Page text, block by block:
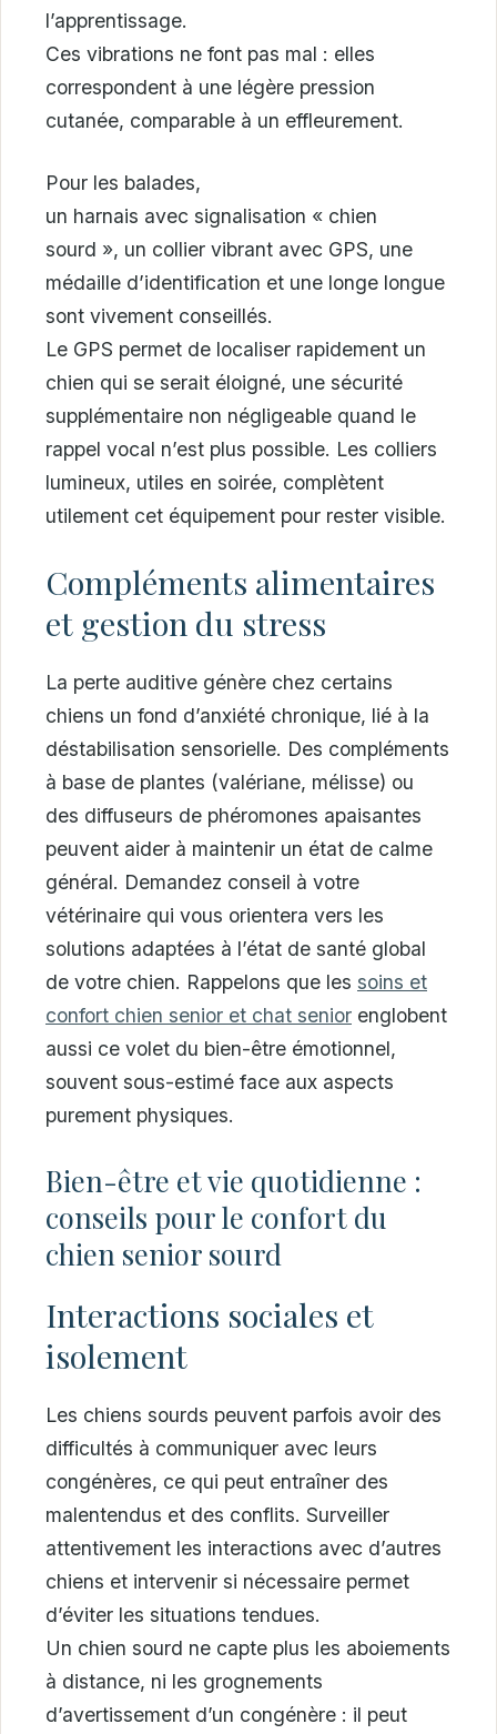
l’apprentissage.
Ces vibrations ne font pas mal : elles
correspondent à une légère pression
cutanée, comparable à un effleurement.
Pour les balades,
un harnais avec signalisation « chien
sourd », un collier vibrant avec GPS, une
médaille d’identification et une longe longue
sont vivement conseillés.
Le GPS permet de localiser rapidement un
chien qui se serait éloigné, une sécurité
supplémentaire non négligeable quand le
rappel vocal n’est plus possible. Les colliers
lumineux, utiles en soirée, complètent
utilement cet équipement pour rester visible.
Compléments alimentaires
et gestion du stress
La perte auditive génère chez certains
chiens un fond d’anxiété chronique, lié à la
déstabilisation sensorielle. Des compléments
à base de plantes (valériane, mélisse) ou
des diffuseurs de phéromones apaisantes
peuvent aider à maintenir un état de calme
général. Demandez conseil à votre
vétérinaire qui vous orientera vers les
solutions adaptées à l’état de santé global
de votre chien. Rappelons que les soins et
confort chien senior et chat senior englobent
aussi ce volet du bien-être émotionnel,
souvent sous-estimé face aux aspects
purement physiques.
Bien-être et vie quotidienne :
conseils pour le confort du
chien senior sourd
Interactions sociales et
isolement
Les chiens sourds peuvent parfois avoir des
difficultés à communiquer avec leurs
congénères, ce qui peut entraîner des
malentendus et des conflits. Surveiller
attentivement les interactions avec d’autres
chiens et intervenir si nécessaire permet
d’éviter les situations tendues.
Un chien sourd ne capte plus les aboiements
à distance, ni les grognements
d’avertissement d’un congénère : il peut